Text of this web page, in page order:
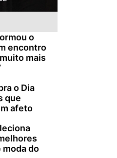
o
encontro
mais
o Dia
que
afeto
do